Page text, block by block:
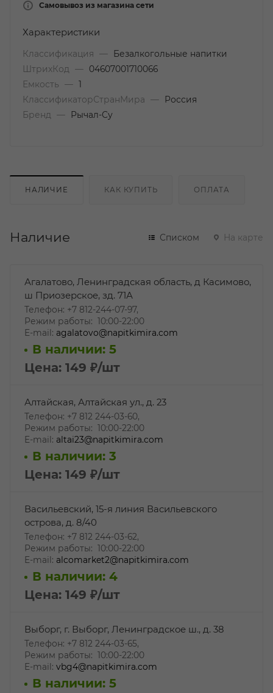
Самовывоз из магазина сети
Характеристики
Классификация —
Безалкогольные напитки
ШтрихКод
—
04607001710066
Емкость
— 1
КлассификаторСтранМира
—
Россия
Бренд
— Рычал-Су
НАЛИЧИЕ КАК КУПИТЬ ОПЛАТА
Наличие Списком На карте
Агалатово, Ленинградская область, д Касимово,
ш Приозерское, зд. 71А
Телефон: +7 812-244-07-97,
Режим работы: 10:00-22:00
E-mail: agalatovo@napitkimira.com
В наличии: 5
Цена: 149 ₽/шт
Алтайская, Алтайская ул., д. 23
Телефон: +7 812 244-03-60,
Режим работы: 10:00-22:00
E-mail: altai23@napitkimira.com
В наличии: 3
Цена: 149 ₽/шт
Васильевский, 15-я линия Васильевского
острова, д. 8/40
Телефон: +7 812 244-03-62,
Режим работы: 10:00-22:00
E-mail: alcomarket2@napitkimira.com
В наличии: 4
Цена: 149 ₽/шт
Выборг, г. Выборг, Ленинградское ш., д. 38
Телефон: +7 812 244-03-65,
Режим работы: 10:00-22:00
E-mail: vbg4@napitkimira.com
В наличии: 5